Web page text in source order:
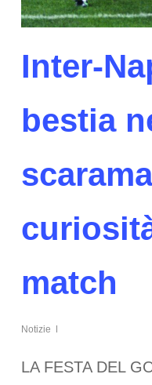
Inter-
bestia
match
Notizie
LA FESTA DEL